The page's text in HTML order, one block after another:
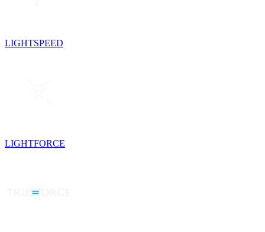
LIGHTSPEED
LIGHTFORCE